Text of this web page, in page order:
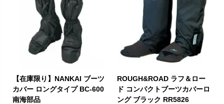
【在庫限り】NANKAI ブーツ
カバー ロングタイプ BC-600
南海部品
ROUGH&ROAD ラフ＆ロー
ド コンパクトブーツカバーロ
ング ブラック RR5826